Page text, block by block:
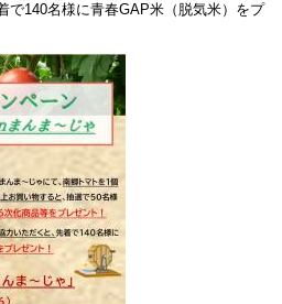
で140名様に青春GAP米（脱気米）をプ